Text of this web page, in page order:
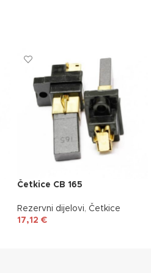
Četkice CB 165
Rezervni dijelovi, Četkice
17,12 €